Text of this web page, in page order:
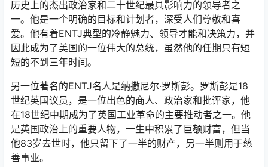
历史上的杰出政治家和二十世纪最具影响力的领导者之
一。他是一个明确的目标和计划者，深受人们尊敬和喜
爱。他有着ENTJ典型的冷静魅力、领导才能和决策力，并
因此成为了美国的一位伟大的总统，虽然他的任期只有短
短的不到三年时间。
另一位著名的ENTJ名人是纳撒尼尔·罗斯彭。罗斯彭是18
世纪英国议员，是一位出色的商人、政治家和批评家，他
在18世纪中期成为了英国工业革命的主要推动者之一。他
是英国政治上的重要人物，一生中积累了巨额财富，但当
他83岁去世时，他只留下了一半的财产，另一半则用于慈
善事业。